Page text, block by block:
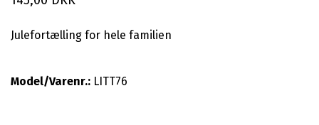
Julefortælling for hele familien
Model/Varenr.: LITT76